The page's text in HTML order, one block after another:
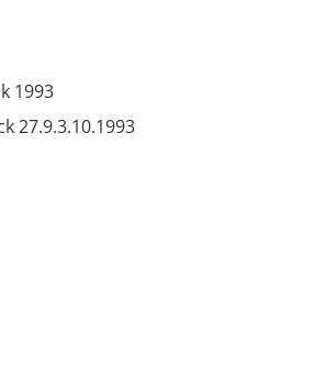
1993
27.9.3.10.1993